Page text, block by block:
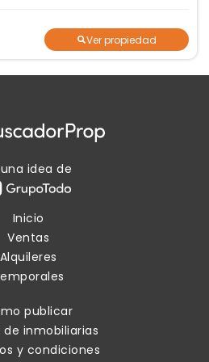
Ver propiedad
una idea de
Inicio
Ventas
Alquileres
publicar
de inmobiliarias
y condiciones